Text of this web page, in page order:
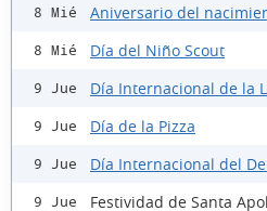
8 Mié Aniversario del
8 Mié Día del Niño Scout
9 Jue Día Internacional de la
9 Jue Día de la Pizza
9 Jue Día Internacional del
9 Jue Festividad de Santa